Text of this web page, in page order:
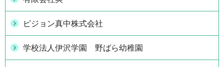
ピジョン真中株式会社
学校法人伊沢学園 野ばら幼稚園